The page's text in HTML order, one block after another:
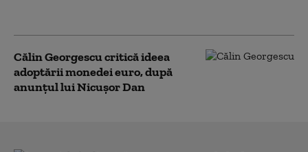
Călin Georgescu critică ideea
adoptării monedei euro, după
anunțul lui Nicușor Dan